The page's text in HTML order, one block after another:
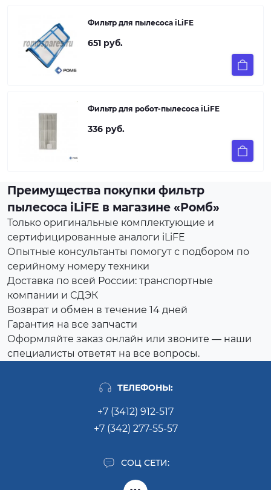
Фильтр для пылеcоса iLiFE
651 руб.
Фильтр для робот-пылесоса iLiFE
336 руб.
Преимущества покупки фильтр
пылесоса iLiFE в магазине «Ромб»
Только оригинальные комплектующие и
сертифицированные аналоги iLiFE
Опытные консультанты помогут с подбором по
серийному номеру техники
Доставка по всей России: транспортные
компании и СДЭК
Возврат и обмен в течение 14 дней
Гарантия на все запчасти
Оформляйте заказ онлайн или звоните — наши
специалисты ответят на все вопросы.
ТЕЛЕФОНЫ:
+7 (3412) 912-517
+7 (342) 277-55-57
СОЦ СЕТИ: